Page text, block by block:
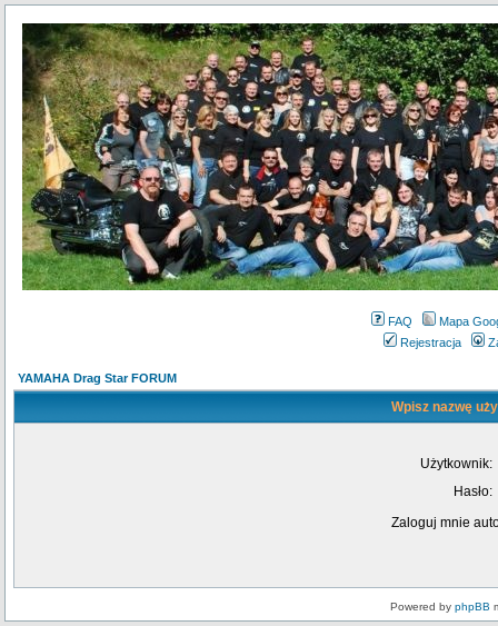
FAQ
Mapa
Rejestracja
YAMAHA Drag Star FORUM
Wpisz nazwę
Użytkownik:
Hasło:
Zaloguj mnie
Powered by phpBB